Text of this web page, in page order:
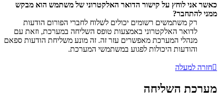
כאשר אני לוחץ על קישור הדואר האלקטרוני של משתמש הוא מבקש
ממני להתחבר?
רק משתמשים רשומים יכולים לשלוח לחברי הפורום הודעות
לדואר האלקטרוני באמצעות טופס השליחה במערכת, וזאת עם
מנהלי המערכת מאפשרים עזר זה. זה מונע משליחת הודעות ספאם
והודעות היכולות לפגוע במשתמשי המערכת.
חזרה למעלה
מערכת השליחה